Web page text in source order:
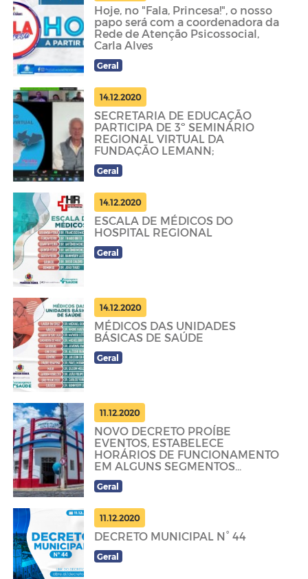
Hoje, no "Fala, Princesa!", o nosso
papo será com a coordenadora da
Rede de Atenção Psicossocial,
Carla Alves
Geral
14.12.2020
SECRETARIA DE EDUCAÇÃO
PARTICIPA DE 3º SEMINÁRIO
REGIONAL VIRTUAL DA
FUNDAÇÃO LEMANN;
Geral
14.12.2020
ESCALA DE MÉDICOS DO
HOSPITAL REGIONAL
Geral
14.12.2020
MÉDICOS DAS UNIDADES
BÁSICAS DE SAÚDE
Geral
11.12.2020
NOVO DECRETO PROÍBE
EVENTOS, ESTABELECE
HORÁRIOS DE FUNCIONAMENTO
EM ALGUNS SEGMENTOS
COMERCIAIS...
Geral
11.12.2020
DECRETO MUNICIPAL N° 44
Geral